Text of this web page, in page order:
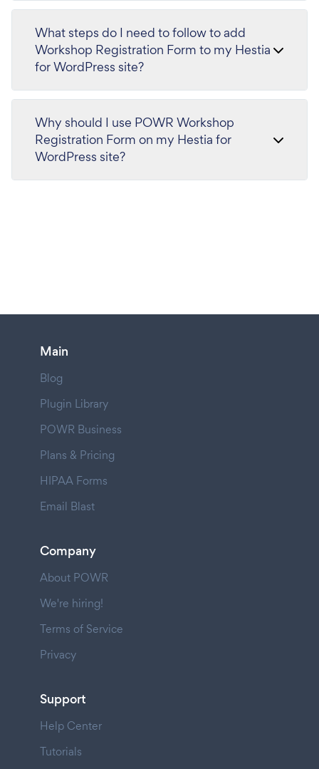
What steps do I need to follow to add
Workshop Registration Form to my Hestia
for WordPress site?
Why should I use POWR Workshop
Registration Form on my Hestia for
WordPress site?
Main
Blog
Plugin Library
POWR Business
Plans & Pricing
HIPAA Forms
Email Blast
Company
About POWR
We're hiring!
Terms of Service
Privacy
Support
Help Center
Tutorials